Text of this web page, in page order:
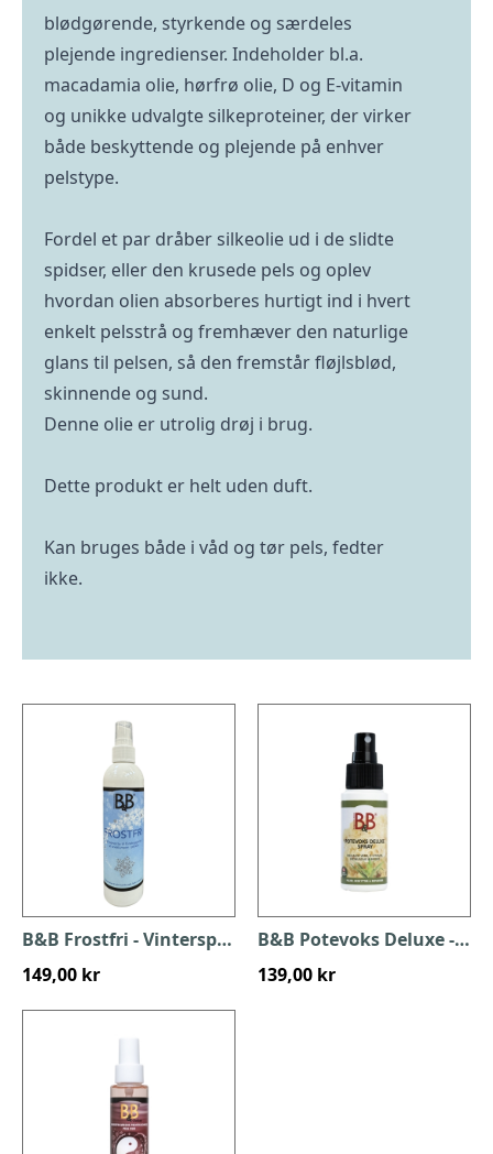
blødgørende, styrkende og særdeles
plejende ingredienser. Indeholder bl.a.
macadamia olie, hørfrø olie, D og E-vitamin
og unikke udvalgte silkeproteiner, der virker
både beskyttende og plejende på enhver
pelstype.
Fordel et par dråber silkeolie ud i de slidte
spidser, eller den krusede pels og oplev
hvordan olien absorberes hurtigt ind i hvert
enkelt pelsstrå og fremhæver den naturlige
glans til pelsen, så den fremstår fløjlsblød,
skinnende og sund.
Denne olie er utrolig drøj i brug.
Dette produkt er helt uden duft.
Kan bruges både i våd og tør pels, fedter
ikke.
B&B Frostfri - Vinterspray
149,00 kr
B&B Potevoks Deluxe - Spray
139,00 kr